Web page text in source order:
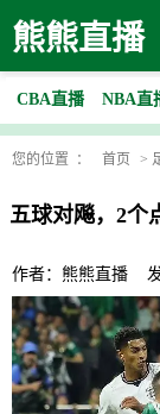
熊熊直播
CBA直播 NBA直
您的位置 ： 首页 >
五球对飚，2个
作者：熊熊直播